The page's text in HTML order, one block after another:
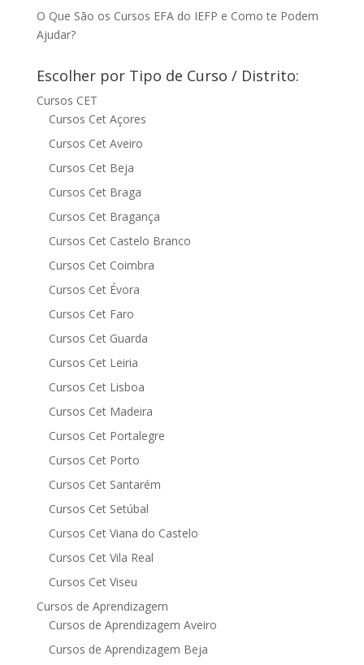
O Que São os Cursos EFA do IEFP e Como te Podem
Ajudar?
Escolher por Tipo de Curso / Distrito:
Cursos CET
Cursos Cet Açores
Cursos Cet Aveiro
Cursos Cet Beja
Cursos Cet Braga
Cursos Cet Bragança
Cursos Cet Castelo Branco
Cursos Cet Coimbra
Cursos Cet Évora
Cursos Cet Faro
Cursos Cet Guarda
Cursos Cet Leiria
Cursos Cet Lisboa
Cursos Cet Madeira
Cursos Cet Portalegre
Cursos Cet Porto
Cursos Cet Santarém
Cursos Cet Setúbal
Cursos Cet Viana do Castelo
Cursos Cet Vila Real
Cursos Cet Viseu
Cursos de Aprendizagem
Cursos de Aprendizagem Aveiro
Cursos de Aprendizagem Beja